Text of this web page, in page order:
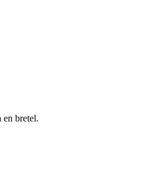
en bretel.